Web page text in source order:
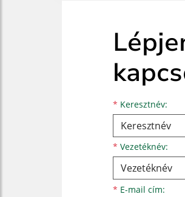
* Keresztnév:
Keresztnév
* Vezetéknév:
Vezetéknév
* E-mail cím:
E-mail cím